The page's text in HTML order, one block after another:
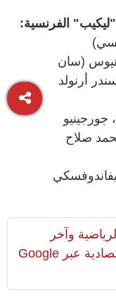
الفرنسية:
(سان
أرنولد
صلاح
وآخر
المستجدات السياسية والإقتصادية عبر Google